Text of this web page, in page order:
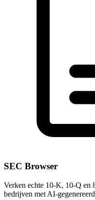
SEC Browser
Verken echte 10-K, 10-Q en
bedrijven met AI-